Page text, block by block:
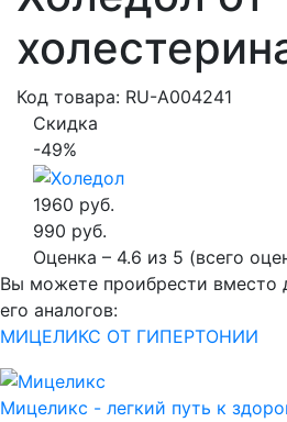
Код товара: RU-A004241
Скидка
-49%
1960 руб.
990 руб.
Оценка – 4.6 из 5 (всего
Вы можете проибрести вместо
его аналогов:
МИЦЕЛИКС ОТ ГИПЕРТОНИИ
Мицеликс - легкий путь к